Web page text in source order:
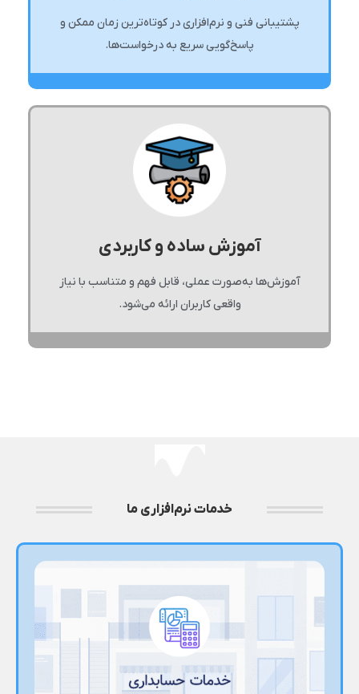
پشتیبانی فنی و نرم‌افزاری در کوتاه‌ترین زمان ممکن و
پاسخ‌گویی سریع به درخواست‌ها.
آموزش ساده و کاربردی
آموزش‌ها به‌صورت عملی، قابل فهم و متناسب با نیاز
واقعی کاربران ارائه می‌شود.
خدمات نرم‌افزاری ما